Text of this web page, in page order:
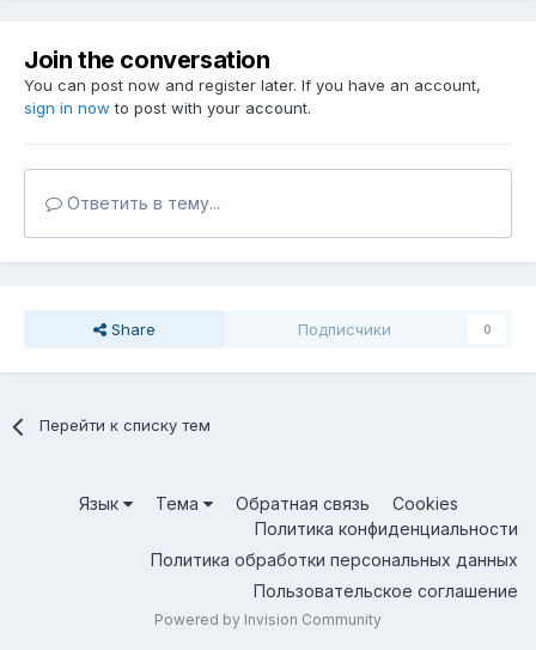
Join the conversation
You can post now and register later. If you have an account,
sign in now to post with your account.
Ответить в тему...
Share Подписчики 0
Перейти к списку тем
Язык Тема Обратная связь
Cookies
Политика конфиденциальности
Политика обработки персональных данных
Пользовательское соглашение
Powered by Invision Community